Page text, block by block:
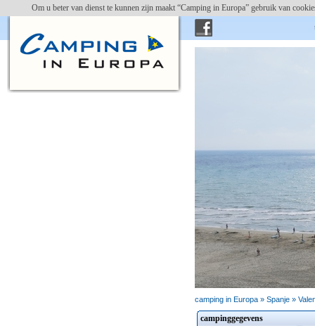
Om u beter van dienst te kunnen zijn maakt “Camping in Europa” gebruik van
camping in Europa » Spanje »
campinggegevens